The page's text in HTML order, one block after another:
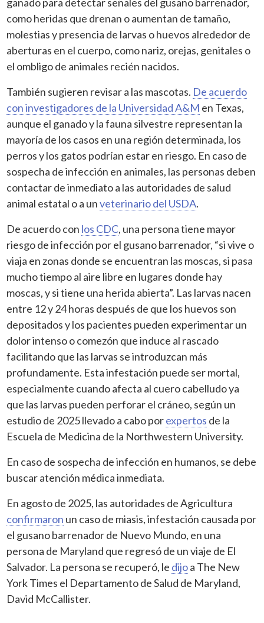
como heridas que drenan o aumentan de tamaño,
molestias y presencia de larvas o huevos alrededor de
aberturas en el cuerpo, como nariz, orejas, genitales o
el ombligo de animales recién nacidos.
También sugieren revisar a las mascotas. De acuerdo
con investigadores de la Universidad A&M en Texas,
aunque el ganado y la fauna silvestre representan la
mayoría de los casos en una región determinada, los
perros y los gatos podrían estar en riesgo. En caso de
sospecha de infección en animales, las personas deben
contactar de inmediato a las autoridades de salud
animal estatal o a unveterinario del USDA.
De acuerdo con los CDC, una persona tiene mayor
riesgo de infección por el gusano barrenador, “si vive o
viaja en zonas donde se encuentran las moscas, si pasa
mucho tiempo al aire libre en lugares donde hay
moscas, y si tiene una herida abierta”. Las larvas nacen
entre 12 y 24 horas después de que los huevos son
depositados y los pacientes pueden experimentar un
dolor intenso o comezón que induce al rascado
facilitando que las larvas se introduzcan más
profundamente. Esta infestación puede ser mortal,
especialmente cuando afecta al cuero cabelludo ya
que las larvas pueden perforar el cráneo, según un
estudio de 2025 llevado a cabo porexpertos de la
Escuela de Medicina de la Northwestern University.
En caso de sospecha de infección en humanos, se debe
buscar atención médica inmediata.
En agosto de 2025, las autoridades de Agricultura
confirmaron un caso de miasis, infestación causada por
el gusano barrenador de Nuevo Mundo, en una
persona de Maryland que regresó de un viaje de El
Salvador. La persona se recuperó, le dijoa The New
York Times el Departamento de Salud de Maryland,
David McCallister.